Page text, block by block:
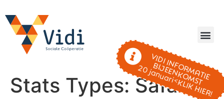
VIDI INFORMATIE
BIJEENKOMST
20 januari<KLIK HIER!
Stats Types: Safari